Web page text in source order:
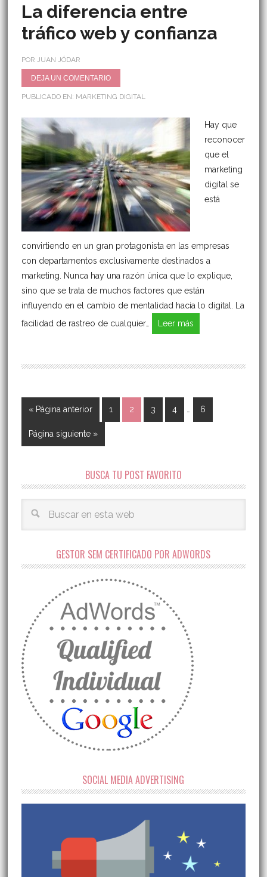
La diferencia entre
tráfico web y confianza
POR JUAN JÓDAR
DEJA UN COMENTARIO
PUBLICADO EN: MARKETING DIGITAL
Hay que
reconocer
que el
marketing
digital se
está
convirtiendo en un gran protagonista en las empresas
con departamentos exclusivamente destinados a
marketing. Nunca hay una razón única que lo explique,
sino que se trata de muchos factores que están
influyendo en el cambio de mentalidad hacia lo digital. La
facilidad de rastreo de cualquier…
Leer más
« Página anterior 1 2 3 4 6
Página siguiente »
BUSCA TU POST FAVORITO
GESTOR SEM CERTIFICADO POR ADWORDS
SOCIAL MEDIA ADVERTISING